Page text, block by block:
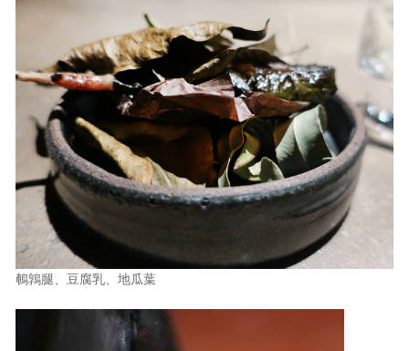
鵪鶉腿、豆腐乳、地瓜葉